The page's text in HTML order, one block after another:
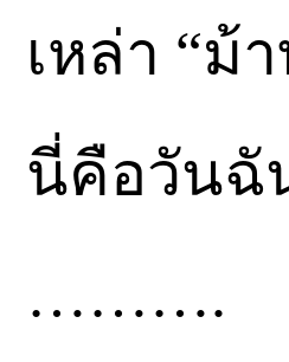
เหล่า “ม้
นี่คือวัน
……….